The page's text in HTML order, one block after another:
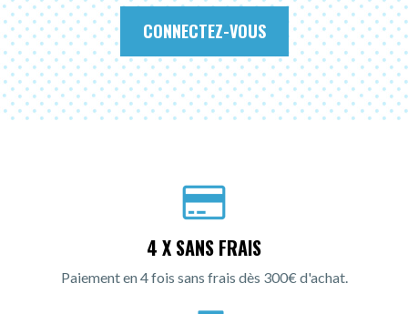
CONNECTEZ-VOUS
4 X SANS FRAIS
Paiement en 4 fois sans frais dès 300€ d'achat.